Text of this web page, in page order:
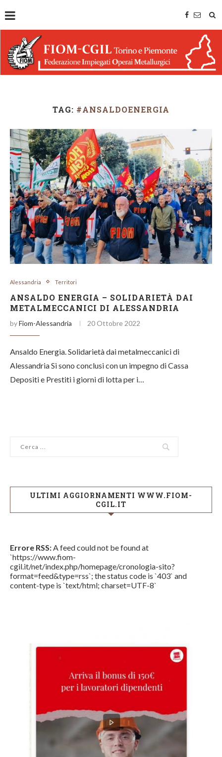
TAG: #ANSALDOENERGIA
Alessandria Territori
ANSALDO ENERGIA – SOLIDARIETÀ DAI
METALMECCANICI DI ALESSANDRIA
byFiom-Alessandria 20 Ottobre 2022
Ansaldo Energia. Solidarietà dai metalmeccanici di
Alessandria Si sono conclusi con un impegno di Cassa
Depositi e Prestiti i giorni di lotta per i…
ULTIMI AGGIORNAMENTI WWW.FIOM-
CGIL.IT
Errore RSS: A feed could not be found at
`https://www.fiom-
cgil.it/net/index.php/homepage/cronologia-sito?
format=feed&type=rss`; the status code is `403` and
content-type is `text/html; charset=UTF-8`